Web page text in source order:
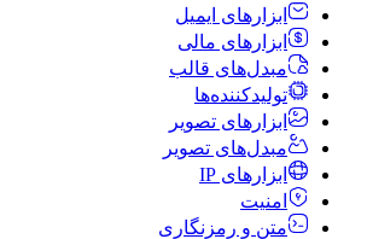
ابزارهای ایمیل
ابزارهای مالی
مبدل‌های قالب
تولیدکننده‌ها
ابزارهای تصویر
مبدل‌های تصویر
ابزارهای IP
امنیت
متن و رمزنگاری